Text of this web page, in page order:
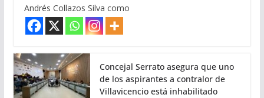
Andrés Collazos Silva como
Concejal Serrato asegura que uno
de los aspirantes a contralor de
Villavicencio está inhabilitado